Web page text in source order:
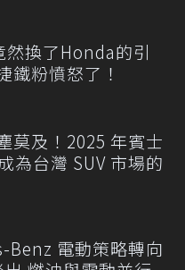
然換了Honda的引
鐵粉憤怒了！
莫及！2025 年賓士
為台灣 SUV 市場的
Benz 電動策略轉向